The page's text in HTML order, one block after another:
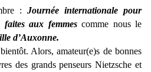
: Journée internationale pour
faites aux femmes comme nous le
d’Auxonne.
Alors, amateur(e)s de bonnes
des grands penseurs Nietzsche et